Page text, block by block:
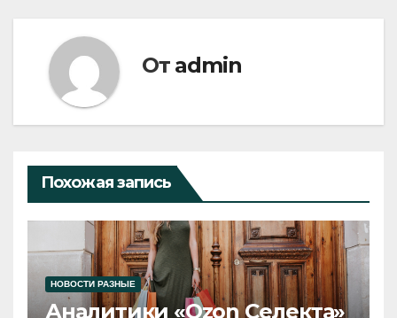
От admin
Похожая запись
НОВОСТИ РАЗНЫЕ
Аналитики «Ozon Селекта»